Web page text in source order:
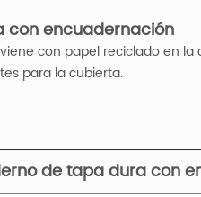
con encuadernación
con papel reciclado en
para la cubierta.
de tapa dura con